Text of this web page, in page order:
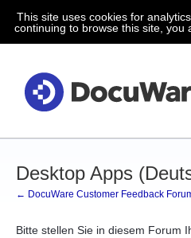
Zum
Inhalt
This site uses cookies for
continuing to browse this site, you
Desktop Apps
← DocuWare Customer Feedback
Bitte stellen Sie in diesem Forum